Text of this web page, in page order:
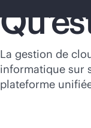
La gestion de
informatique sur
plateforme